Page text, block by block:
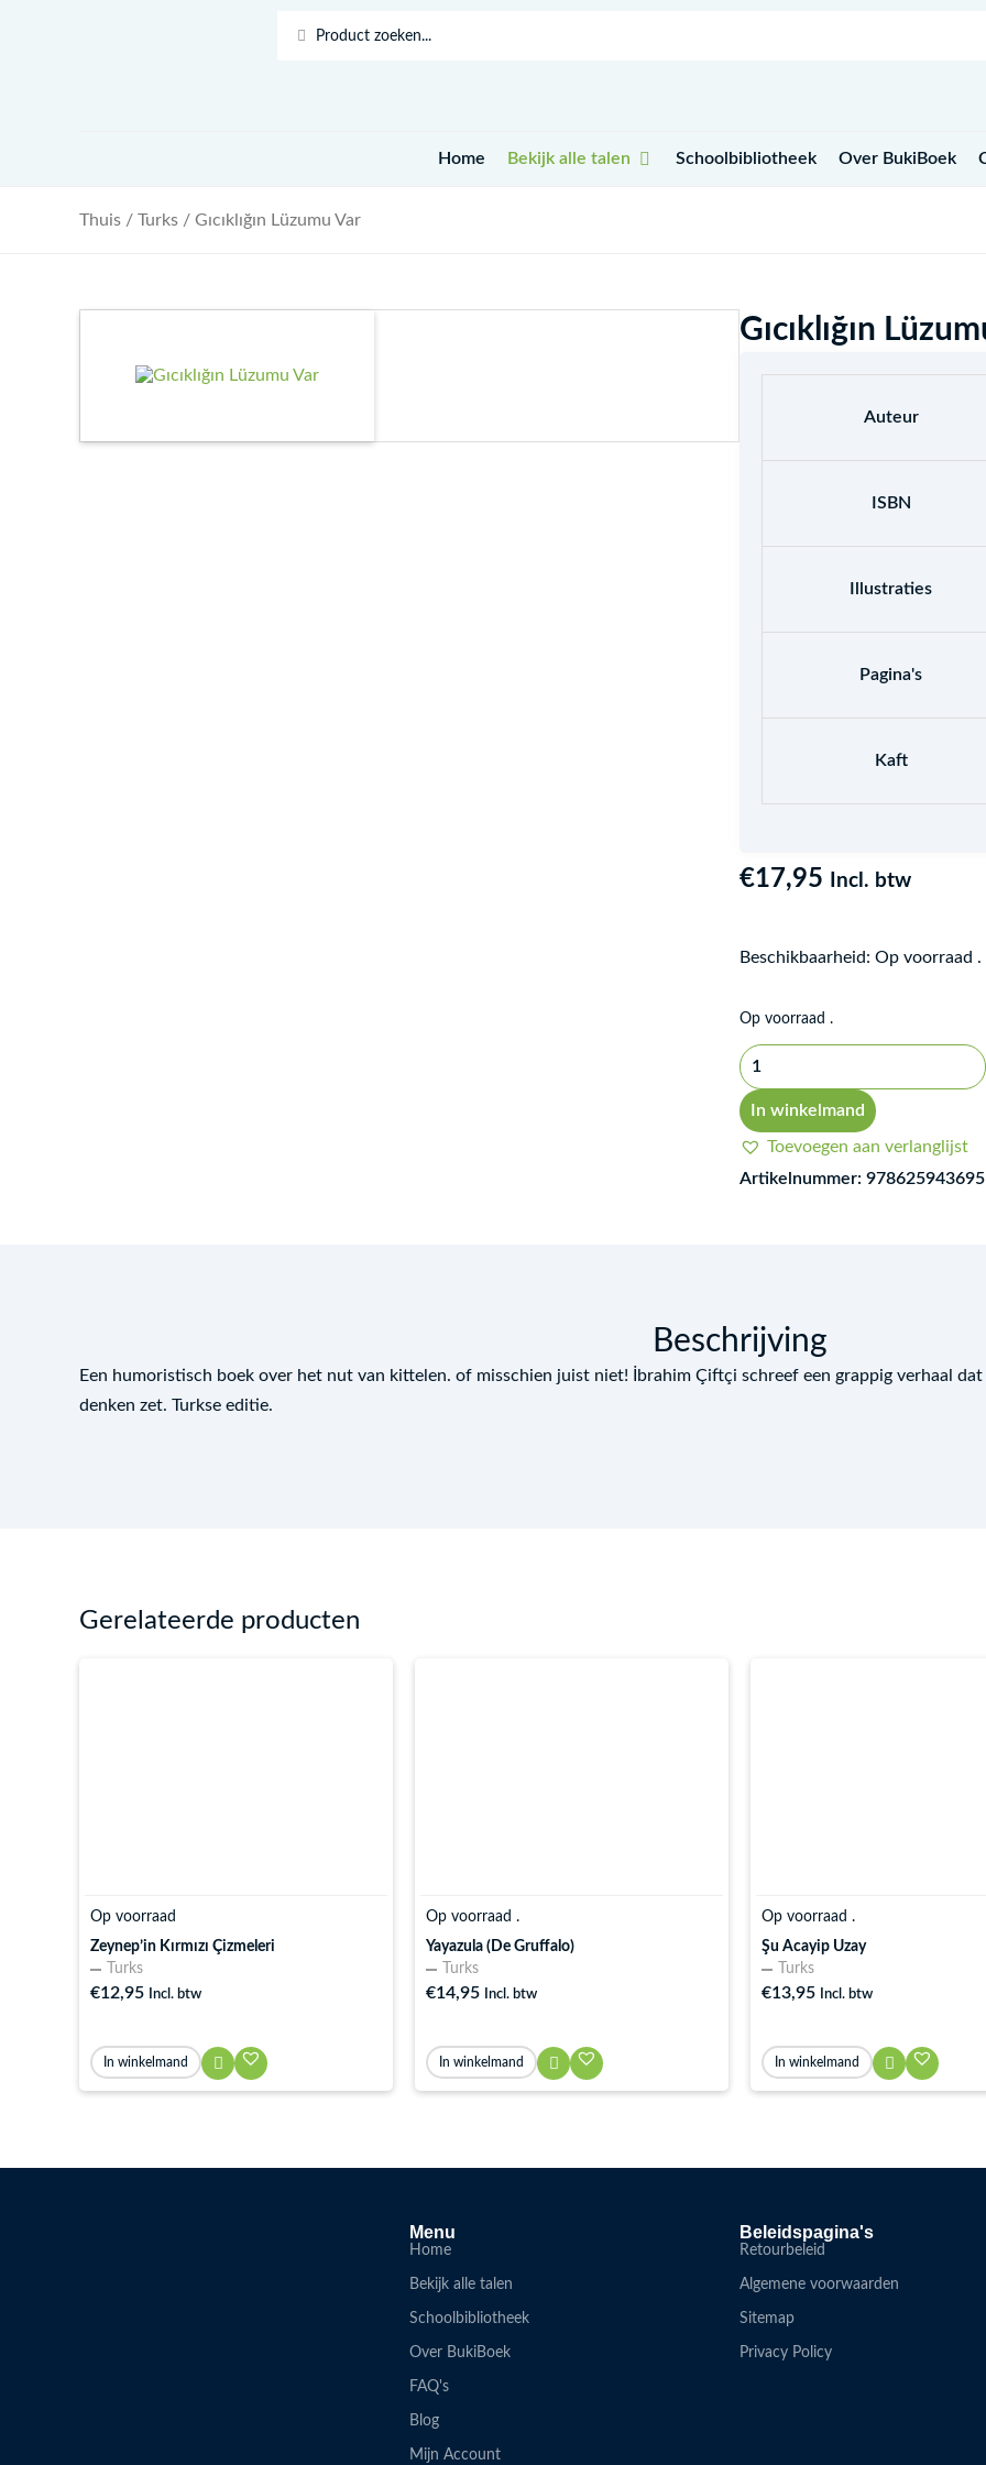
Search
Home Bekijk alle talen Open Bekijk alle talen
Schoolbibliotheek Over BukiBoek
Thuis / Turks / Gıcıklığın Lüzumu Var
Gıcıklığın
Auteur
ISBN
Illustraties
Pagina's
Kaft
€17,95 Incl. btw
Beschikbaarheid: Op voorraad .
Op voorraad .
Gıcıklığın
Lüzumu
Var
aantal
In winkelmand
Toevoegen aan verlanglijst
Artikelnummer:
Beschrijving
Een humoristisch boek over het nut van kittelen. of misschien juist niet! İbrahim Çiftçi schreef een grappig verhaal
denken zet. Turkse editie.
Gerelateerde producten
Op voorraad
Zeynep’in Kırmızı Çizmeleri
Turks
€12,95 Incl. btw
In winkelmand
Op voorraad .
Yayazula (De Gruffalo)
Turks
€14,95 Incl. btw
In winkelmand
Op voorraad .
Şu Acayip Uzay
Turks
€13,95 Incl. btw
In winkelmand
Menu
Home
Bekijk alle talen
Schoolbibliotheek
Over BukiBoek
FAQ's
Blog
Mijn Account
Beleidspagina's
Retourbeleid
Algemene voorwaarden
Sitemap
Privacy Policy